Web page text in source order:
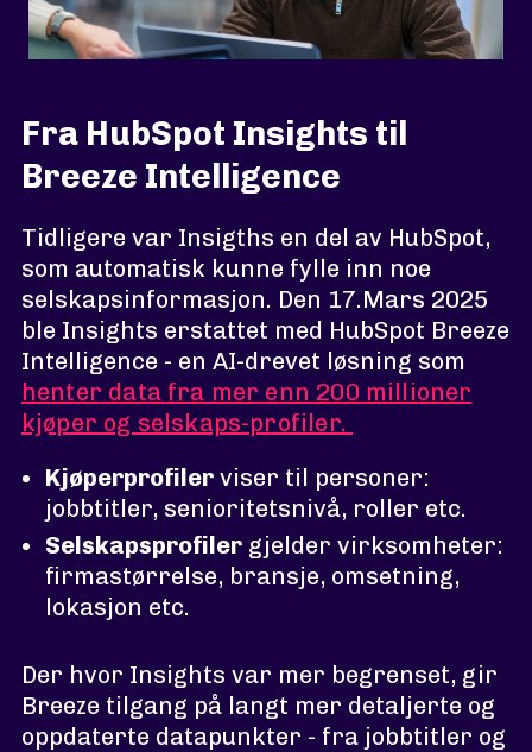
Fra HubSpot Insights til
Breeze Intelligence
Tidligere var Insigths en del av HubSpot,
som automatisk kunne fylle inn noe
selskapsinformasjon. Den 17.Mars 2025
ble Insights erstattet med HubSpot Breeze
Intelligence - en AI-drevet løsning som
henter data fra mer enn 200 millioner
kjøper og selskaps-profiler.
Kjøperprofilerviser til personer:
jobbtitler, senioritetsnivå, roller etc.
Selskapsprofilergjelder virksomheter:
firmastørrelse, bransje, omsetning,
lokasjon etc.
Der hvor Insights var mer begrenset, gir
Breeze tilgang på langt mer detaljerte og
oppdaterte datapunkter - fra jobbtitler og